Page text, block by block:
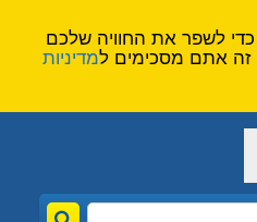
אנו משתמשים ב-Cookies כדי לשפר את החוויה שלכם
זה אתם מסכימים למדיניות